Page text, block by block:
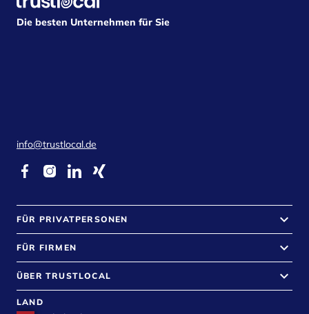
Die besten Unternehmen für Sie
info@trustlocal.de
FÜR PRIVATPERSONEN keyboard_arrow_down
FÜR FIRMEN keyboard_arrow_down
ÜBER TRUSTLOCAL keyboard_arrow_down
LAND